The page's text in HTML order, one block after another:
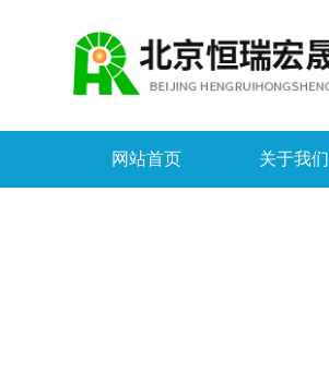
网站首页 关于我们